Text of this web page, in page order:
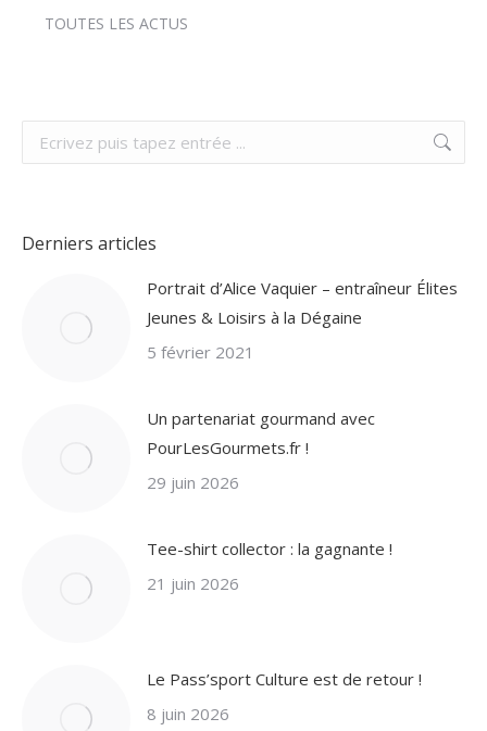
TOUTES LES ACTUS
Search:
Derniers articles
Portrait d’Alice Vaquier – entraîneur Élites
Jeunes & Loisirs à la Dégaine
5 février 2021
Un partenariat gourmand avec
PourLesGourmets.fr !
29 juin 2026
Tee-shirt collector : la gagnante !
21 juin 2026
Le Pass’sport Culture est de retour !
8 juin 2026